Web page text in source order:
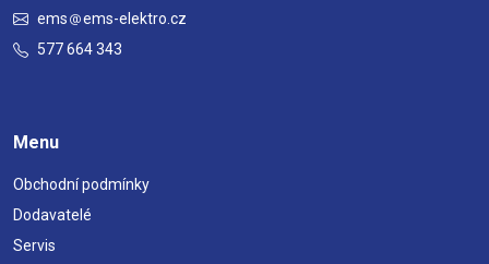
ems
ems-elektro.cz
577 664 343
Menu
Obchodní podmínky
Dodavatelé
Servis